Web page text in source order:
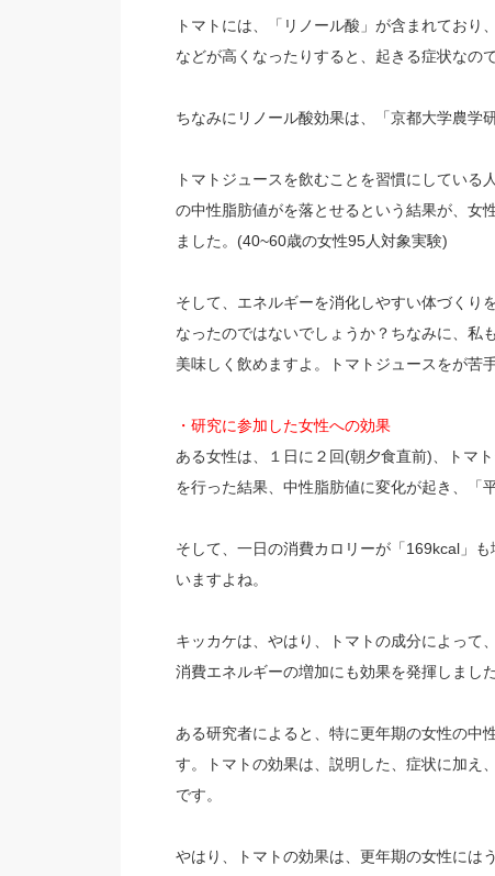
トマトには、「リノール酸」が含まれてお
などが高くなったりすると、起きる症状なの
ちなみにリノール酸効果は、「京都大学農学
トマトジュースを飲むことを習慣にしてい
の中性脂肪値がを落とせるという結果が、女
ました。(40~60歳の女性95人対象実験)
そして、エネルギーを消化しやすい体づくり
なったのではないでしょうか？ちなみに、私
美味しく飲めますよ。トマトジュースをが苦
・研究に参加した女性への効果
ある女性は、１日に２回(朝夕食直前)、トマ
を行った結果、中性脂肪値に変化が起き、「
そして、一日の消費カロリーが「169kcal」
いますよね。
キッカケは、やはり、トマトの成分によって
消費エネルギーの増加にも効果を発揮しました
ある研究者によると、特に更年期の女性の中
す。トマトの効果は、説明した、症状に加え
です。
やはり、トマトの効果は、更年期の女性には